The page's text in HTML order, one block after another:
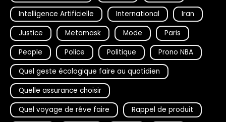
Intelligence Artificielle
International
Iran
Justice
Metamask Mode
Paris
People
Police Politique
Prono NBA
Quel geste écologique faire au quotidien
Quelle assurance choisir
Quel voyage de rêve faire
Rappel de produit